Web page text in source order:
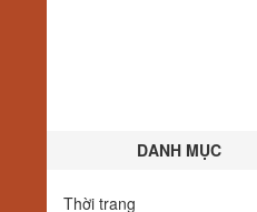
DANH MỤC
Thời trang